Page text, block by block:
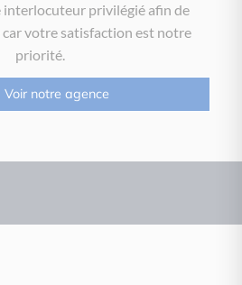
interlocuteur privilégié afin de
votre satisfaction est notre
priorité.
Voir notre agence